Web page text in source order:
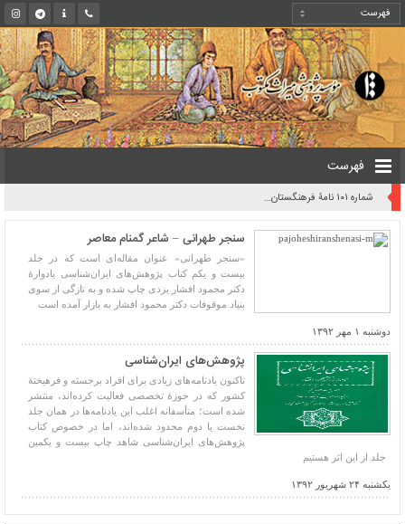
فهرست
سنجر طهرانی – شاعر گمنام معاصر
«سنجر طهرانی» عنوان مقاله‌ای است که در جلد
بیست و یکم کتاب پژوهش‌های ایران‌شناسی یادوارۀ
دکتر محمود افشار یزدی چاپ شده و به تازگی از سوی
بنیاد موقوفات دکتر محمود افشار به بازار آمده است
دوشنبه ۱ مهر ۱۳۹۲
پژوهش‌های ایران‌شناسی
تاکنون یادنامه‌های زیادی برای افراد برجسته و فرهیختهٔ
کشور که در حوزهٔ تخصصی فعالیت کرده‌اند، منتشر
شده است؛ متأسفانه اغلب این یادنامه‌ها در همان جلد
نخست یا دوم محدود شده‌اند، اما در خصوص کتاب
پژوهش‌های ایران‌شناسی شاهد چاپ بیست و یکمین
جلد از این اثر هستیم
یکشنبه ۲۴ شهریور ۱۳۹۲